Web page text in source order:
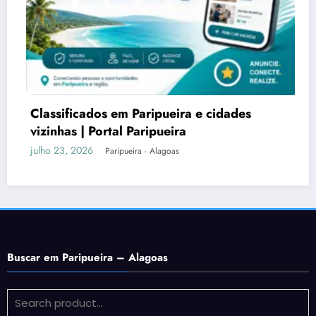
e cidades
Alagoas
Férias de Julho em
Buscar em Paripueira – Alagoas